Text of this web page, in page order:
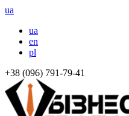
ua
ua
en
pl
+38 (096) 791-79-41